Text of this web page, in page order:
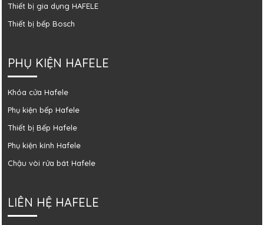
Thiết bị gia dụng HAFELE
Thiết bị bếp Bosch
PHỤ KIỆN HAFELE
Khóa cửa Hafele
Phụ kiện bếp Hafele
Thiết bị Bếp Hafele
Phụ kiện kính Hafele
Chậu vòi rửa bát Hafele
LIÊN HỆ HAFELE